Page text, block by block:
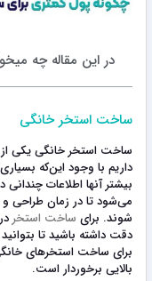
در این مقاله چه
ساخت استخر خانگی
ساخت استخر خانگی یکی
داریم با وجود این‌که
بیشتر آنها اطلاعات
می‌شود تا در زمان طراحی
شوند. برای ساخت استخر
دقت داشته باشید تا
برای ساخت استخرهای
بالایی برخوردار است.